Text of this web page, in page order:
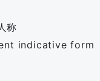
称
indicative form